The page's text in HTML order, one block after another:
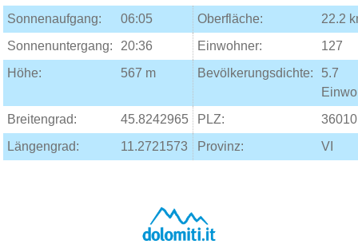
Sonnenaufgang: 06:05 Oberfläche:
22.2
Sonnenuntergang:
20:36 Einwohner:
127
Höhe:
567 m Bevölkerungsdichte:
5.7
Breitengrad:
45.8242965 PLZ:
36010
Längengrad:
11.2721573 Provinz: VI